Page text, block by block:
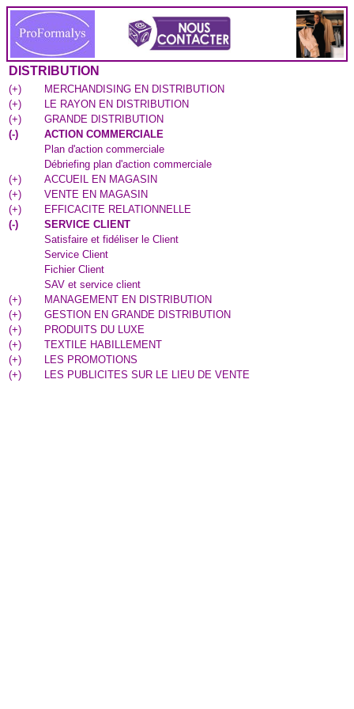
DISTRIBUTION
(+)
MERCHANDISING EN DISTRIBUTION
(+)
LE RAYON EN DISTRIBUTION
(+)
GRANDE DISTRIBUTION
(-)
ACTION COMMERCIALE
Plan d'action commerciale
Débriefing plan d'action commerciale
(+)
ACCUEIL EN MAGASIN
(+)
VENTE EN MAGASIN
(+)
EFFICACITE RELATIONNELLE
(-)
SERVICE CLIENT
Satisfaire et fidéliser le Client
Service Client
Fichier Client
SAV et service client
(+)
MANAGEMENT EN DISTRIBUTION
(+)
GESTION EN GRANDE DISTRIBUTION
(+)
PRODUITS DU LUXE
(+)
TEXTILE HABILLEMENT
(+)
LES PROMOTIONS
(+) LES PUBLICITES SUR LE LIEU DE VENTE